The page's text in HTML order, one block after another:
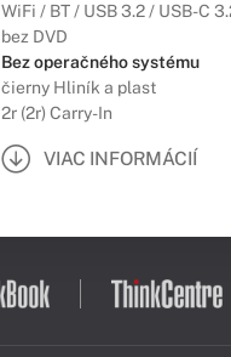
WiFi / BT / USB 3.2 / USB-C
bez DVD
Bez operačného systému
čierny Hliník a plast
2r (2r) Carry-In
VIAC INFORMÁCIÍ